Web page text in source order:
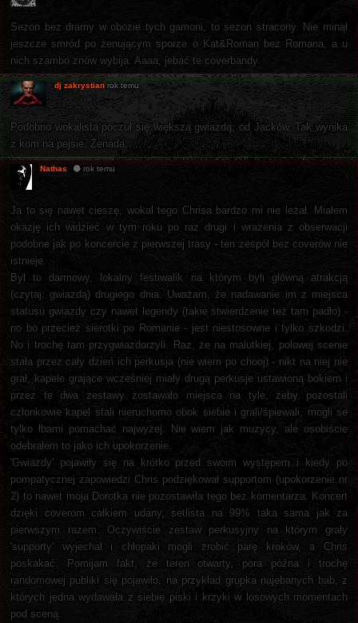
Sezon bez dramy w obozie tych gamoni, to sezon stracony. Nie minął
jeszcze smród po żenującym sporze o Kat&Roman bez Romana, a u
nich szambo znów wybija. Aaaa, jebać te coverbandy.
dj zakrystian rok temu
Podobno wokalista poczuł się większą gwiazdą, od Jacków. Tak wynika
z kom na pejsie. Żenada.
Nathas rok temu
Ja to się nawet cieszę, wokal tego Chrisa bardzo mi nie leżał. Miałem
okazję ich widzieć w tym roku po raz drugi i wrażenia z obserwacji
podobne jak po koncercie z pierwszej trasy - ten zespół bez coverów nie
istnieje.
Był to darmowy, lokalny festiwalik na którym byli główną atrakcją
(czytaj: gwiazdą) drugiego dnia. Uważam, że nadawanie im z miejsca
statusu gwiazdy czy nawet legendy (takie stwierdzenie też tam padło) -
no bo przecież sierotki po Romanie - jest niestosowne i tylko szkodzi.
No i trochę tam przygwiazdorzyli. Raz, że na malutkiej, polowej scenie
stała przez cały dzień ich perkusja (nie wiem po chooj) - nikt na niej nie
grał, kapele grające wcześniej miały drugą perkusje ustawioną bokiem i
przez te dwa zestawy zostawało miejsca na tyle, żeby pozostali
członkowie kapel stali nieruchomo obok siebie i grali/śpiewali, mogli se
tylko łbami pomachać najwyżej. Nie wiem jak muzycy, ale osobiście
odebrałem to jako ich upokorzenie.
'Gwiazdy' pojawiły się na krótko przed swoim występem i kiedy po
pompatycznej zapowiedzi Chris podziękował supportom (upokorzenie nr
2) to nawet moja Dorotka nie pozostawiła tego bez komentarza. Koncert
dzięki coverom całkiem udany, setlista na 99% taka sama jak za
pierwszym razem. Oczywiście zestaw perkusyjny na którym grały
'supporty' wyjechał i chłopaki mogli zrobić parę kroków, a Chris
poskakać. Pomijam fakt, że teren otwarty, pora późna i trochę
randomowej publiki się pojawiło, na przykład grupka najebanych bab, z
których jedna wydawała z siebie piski i krzyki w losowych momentach
pod sceną.